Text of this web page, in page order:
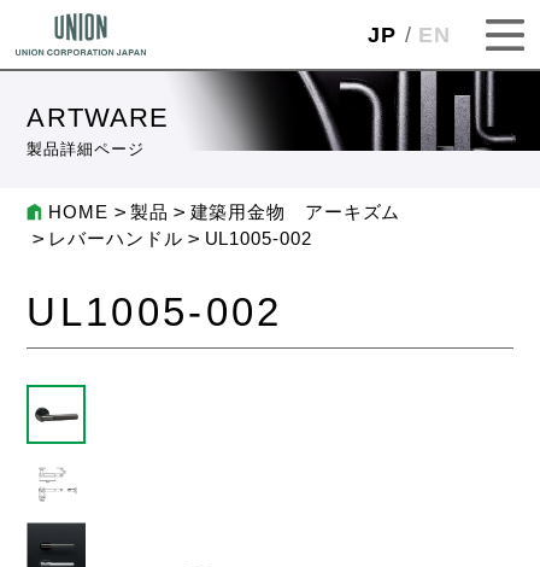
JP EN
ARTWARE
製品詳細ページ
HOME 製品
建築用金物 アーキズム
レバーハンドル
UL1005-002
UL1005-002